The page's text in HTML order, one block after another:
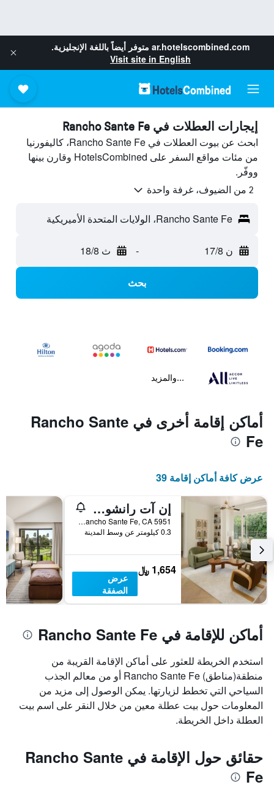
ar.hotelscombined.com متوفر أيضاً باللغة الإنجليزية.
Visit site in English
إيجارات العطلات في Rancho Sante Fe
ابحث عن بيوت العطلات في Rancho Sante Fe، كاليفورنيا
من مئات مواقع السفر على HotelsCombined وقارن بينها
ووفّر.
2 من الضيوف، غرفة واحدة
Rancho Sante Fe، الولايات المتحدة الأميريكية
ن 17/8 - ث 18/8
بحث
...والمزيد
أماكن إقامة أخرى في Rancho Sante
Fe
عرض كافة أماكن إقامة 39
إن آت رانشو سانت افي
5951 Linea Del Cielo, Rancho Sante Fe, CA, الولايات المتحدة الأميريكية
0.3 كيلومتر عن وسط المدينة
1,654 ﷼
عرض
الصفقة
أماكن للإقامة في Rancho Sante Fe
استخدم الخريطة للعثور على أماكن الإقامة القريبة من
منطقة(مناطق) Rancho Sante Fe أو من معالم الجذب
السياحي التي تخطط لزيارتها. يمكن الوصول إلى مزيد من
المعلومات حول بيت عطلة معين من خلال النقر على اسم بيت
العطلة داخل الخريطة.
حقائق حول الإقامة في Rancho Sante
Fe